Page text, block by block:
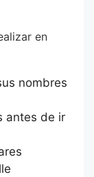
en
nombres
antes de ir